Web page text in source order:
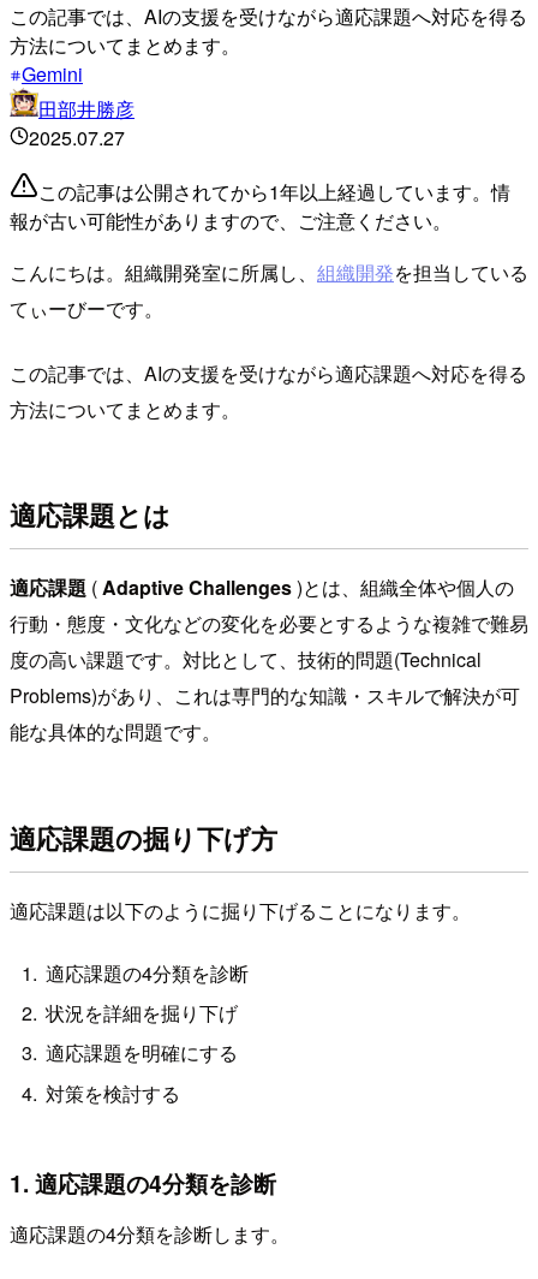
この記事では、AIの支援を受けながら適応課題へ対応を得る
方法についてまとめます。
Gemini
田部井勝彦
2025.07.27
この記事は公開されてから1年以上経過しています。情
報が古い可能性がありますので、ご注意ください。
こんにちは。組織開発室に所属し、 組織開発を担当している
てぃーびーです。
この記事では、AIの支援を受けながら適応課題へ対応を得る
方法についてまとめます。
適応課題とは
適応課題 (Adaptive Challenges)とは、組織全体や個人の
行動・態度・文化などの変化を必要とするような複雑で難易
度の高い課題です。対比として、技術的問題(Technical
Problems)があり、これは専門的な知識・スキルで解決が可
能な具体的な問題です。
適応課題の掘り下げ方
適応課題は以下のように掘り下げることになります。
適応課題の4分類を診断
状況を詳細を掘り下げ
適応課題を明確にする
対策を検討する
1. 適応課題の4分類を診断
適応課題の4分類を診断します。